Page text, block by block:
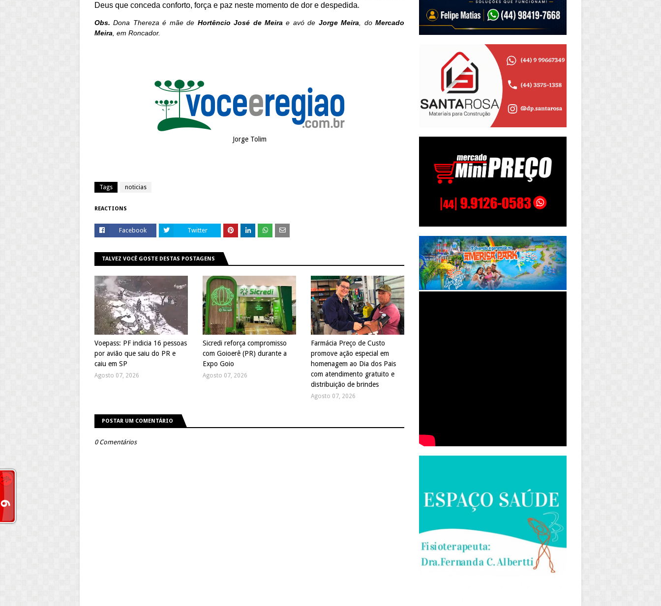
Deus que conceda conforto, força e paz neste momento de dor e despedida.
Obs. Dona Thereza é mãe de Hortêncio José de Meira e avó de Jorge Meira , do Mercado
Meira , em Roncador.
Jorge Tolim
Tags noticias
REACTIONS
Facebook Twitter
TALVEZ VOCÊ GOSTE DESTAS POSTAGENS
Voepass: PF indicia 16 pessoas
por avião que saiu do PR e
caiu em SP
Agosto 07, 2026
Sicredi reforça compromisso
com Goioerê (PR) durante a
Expo Goio
Agosto 07, 2026
Farmácia Preço de Custo
promove ação especial em
homenagem ao Dia dos Pais
com atendimento gratuito e
distribuição de brindes
Agosto 07, 2026
POSTAR UM COMENTÁRIO
0 Comentários